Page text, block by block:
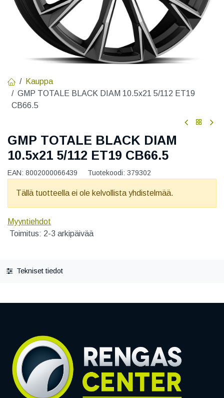
Kauppa
GMP TOTALE BLACK DIAM 10.5x21 5/112 ET19
CB66.5
GMP TOTALE BLACK DIAM
10.5x21 5/112 ET19 CB66.5
EAN: 8002000066439 Tuotekoodi: 379302
Tällä tuotteella ei ole kelvollista yhdistelmää.
Myyntiehdot
Toimitus: 2-3 arkipäivää
Tekniset tiedot